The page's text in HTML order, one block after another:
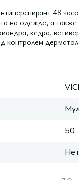
48
на одежде, а
кедра,
контролем
50
Нет